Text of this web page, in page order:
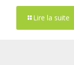
Lire la suite